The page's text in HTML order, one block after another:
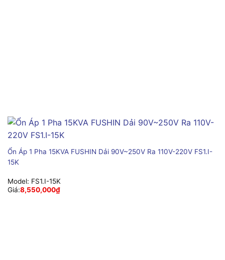
Ổn Áp 1 Pha 15KVA FUSHIN Dải 90V~250V Ra 110V-220V FS1.I-
15K
Model: FS1.I-15K
Giá:8,550,000₫